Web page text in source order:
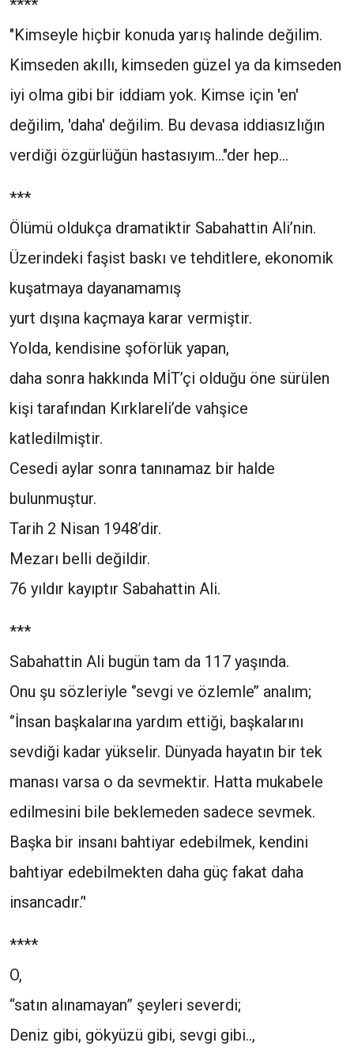
****
"Kimseyle hiçbir konuda yarış halinde değilim.
Kimseden akıllı, kimseden güzel ya da kimseden
iyi olma gibi bir iddiam yok. Kimse için 'en'
değilim, 'daha' değilim. Bu devasa iddiasızlığın
verdiği özgürlüğün hastasıyım..."der hep...
***
Ölümü oldukça dramatiktir Sabahattin Ali’nin.
Üzerindeki faşist baskı ve tehditlere, ekonomik
kuşatmaya dayanamamış
yurt dışına kaçmaya karar vermiştir.
Yolda, kendisine şoförlük yapan,
daha sonra hakkında MİT’çi olduğu öne sürülen
kişi tarafından Kırklareli’de vahşice
katledilmiştir.
Cesedi aylar sonra tanınamaz bir halde
bulunmuştur.
Tarih 2 Nisan 1948’dir.
Mezarı belli değildir.
76 yıldır kayıptır Sabahattin Ali.
***
Sabahattin Ali bugün tam da 117 yaşında.
Onu şu sözleriyle ‘’sevgi ve özlemle’’ analım;
‘’İnsan başkalarına yardım ettiği, başkalarını
sevdiği kadar yükselir. Dünyada hayatın bir tek
manası varsa o da sevmektir. Hatta mukabele
edilmesini bile beklemeden sadece sevmek.
Başka bir insanı bahtiyar edebilmek, kendini
bahtiyar edebilmekten daha güç fakat daha
insancadır.’'
****
O,
“satın alınamayan” şeyleri severdi;
Deniz gibi, gökyüzü gibi, sevgi gibi..,